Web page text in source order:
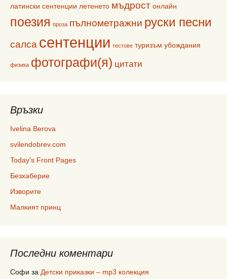
латински сентенции летенето мъдрост онлайн
поезия проза пълнометражни руски песни
салса сентенции тестове туризъм убождания
физика фотографи(я) цитати
Връзки
Ivelina Berova
svilendobrev.com
Today's Front Pages
Безхаберие
Изворите
Малкият принц
Последни коментари
Софи за Детски приказки – mp3 колекция